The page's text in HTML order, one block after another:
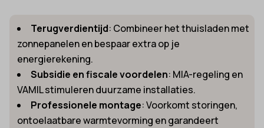
Terugverdientijd: Combineer het thuisladen met
zonnepanelen en bespaar extra op je
energierekening.
Subsidie en fiscale voordelen: MIA-regeling en
VAMIL stimuleren duurzame installaties.
Professionele montage: Voorkomt storingen,
ontoelaatbare warmtevorming en garandeert